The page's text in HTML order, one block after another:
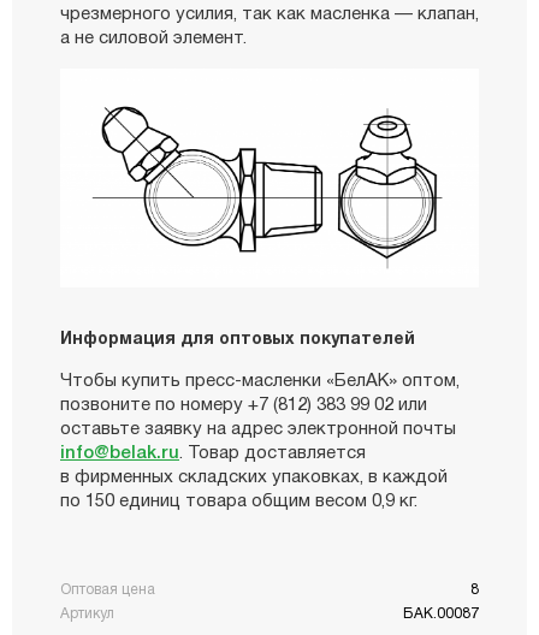
чрезмерного усилия, так как масленка — клапан,
а не силовой элемент.
Информация для оптовых покупателей
Чтобы купить пресс-масленки «БелАК» оптом,
позвоните по номеру +7 (812) 383 99 02 или
оставьте заявку на адрес электронной почты
info@belak.ru. Товар доставляется
в фирменных складских упаковках, в каждой
по 150 единиц товара общим весом 0,9 кг.
Оптовая цена
8
Артикул
БАК.00087